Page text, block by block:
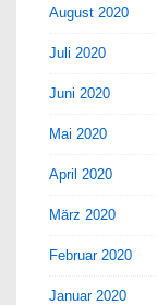
August 2020
Juli 2020
Juni 2020
Mai 2020
April 2020
März 2020
Februar 2020
Januar 2020